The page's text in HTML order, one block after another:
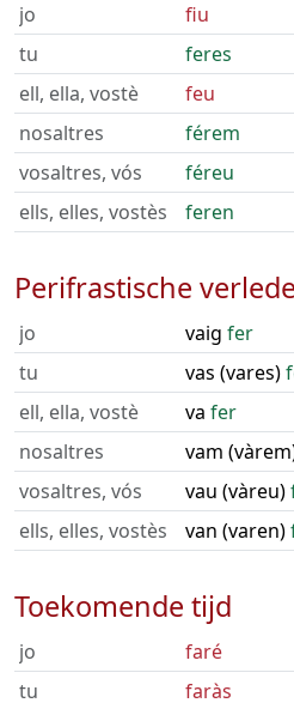
jo
fiu
tu
feres
ell, ella, vostè
feu
nosaltres
férem
vosaltres, vós
féreu
ells, elles, vostès
feren
Perifrastische
jo vaig fer
tu
vas (vares)
ell, ella, vostè
va fer
nosaltres
vam
vosaltres, vós
vau (vàreu)
ells, elles, vostès
van (varen)
Toekomende tijd
jo
faré
tu
faràs